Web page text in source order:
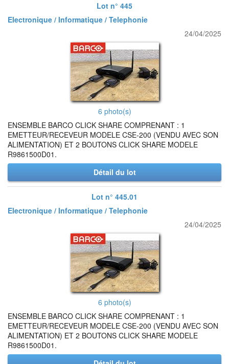
Lot n° 445
Electronique / Informatique / Telephonie
24/04/2025
6 photo(s)
ENSEMBLE BARCO CLICK SHARE COMPRENANT : 1
EMETTEUR/RECEVEUR MODELE CSE-200 (VENDU AVEC SON
ALIMENTATION) ET 2 BOUTONS CLICK SHARE MODELE
R9861500D01.
Détail du lot
Lot n° 445.01
Electronique / Informatique / Telephonie
24/04/2025
6 photo(s)
ENSEMBLE BARCO CLICK SHARE COMPRENANT : 1
EMETTEUR/RECEVEUR MODELE CSE-200 (VENDU AVEC SON
ALIMENTATION) ET 2 BOUTONS CLICK SHARE MODELE
R9861500D01.